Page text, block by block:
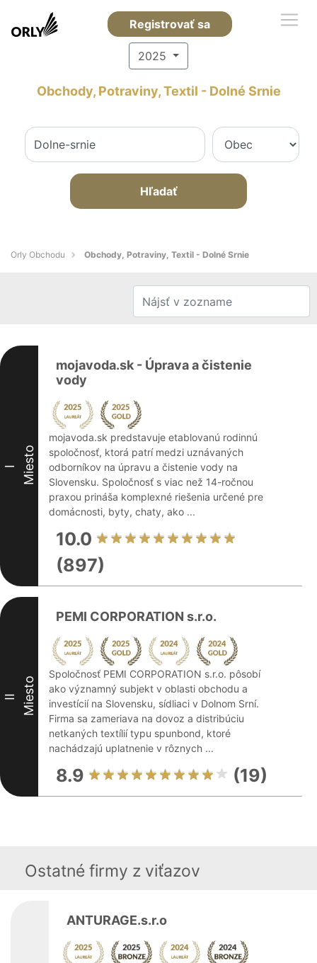
Registrovať sa
2025
Obchody, Potraviny, Textil - Dolné Srnie
Hľadať
Orly Obchodu Obchody, Potraviny, Textil - Dolné Srnie
I Miesto
mojavoda.sk - Úprava a čistenie
vody
mojavoda.sk predstavuje etablovanú rodinnú
spoločnosť, ktorá patrí medzi uznávaných
odborníkov na úpravu a čistenie vody na
Slovensku. Spoločnosť s viac než 14-ročnou
praxou prináša komplexné riešenia určené pre
domácnosti, byty, chaty, ako ...
10.0
(897)
II Miesto
PEMI CORPORATION s.r.o.
Spoločnosť PEMI CORPORATION s.r.o. pôsobí
ako významný subjekt v oblasti obchodu a
investícií na Slovensku, sídliaci v Dolnom Srní.
Firma sa zameriava na dovoz a distribúciu
netkaných textílií typu spunbond, ktoré
nachádzajú uplatnenie v rôznych ...
8.9 (19)
Ostatné firmy z viťazov
ANTURAGE.s.r.o